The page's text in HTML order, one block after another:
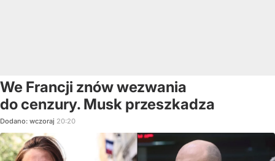
We Francji znów wezwania
do cenzury. Musk przeszkadza
Dodano: wczoraj 20:20